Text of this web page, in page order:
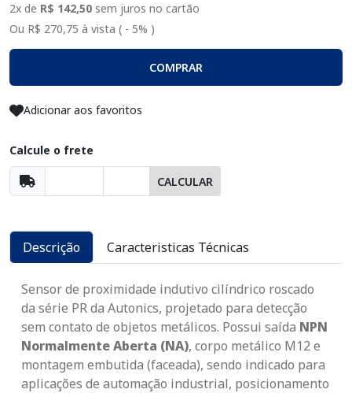
2x de R$ 142,50 sem juros no cartão
Ou R$ 270,75 à vista ( - 5% )
COMPRAR
Adicionar aos favoritos
Calcule o frete
CALCULAR
Descrição Caracteristicas Técnicas
Sensor de proximidade indutivo cilíndrico roscado
da série PR da Autonics, projetado para detecção
sem contato de objetos metálicos. Possui saída NPN
Normalmente Aberta (NA), corpo metálico M12 e
montagem embutida (faceada), sendo indicado para
aplicações de automação industrial, posicionamento